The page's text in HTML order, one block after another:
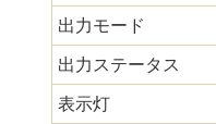
出力モード
出力ステータス
表示灯